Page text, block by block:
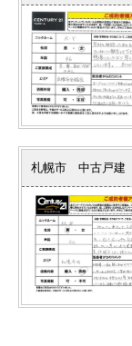
札幌市 中古戸